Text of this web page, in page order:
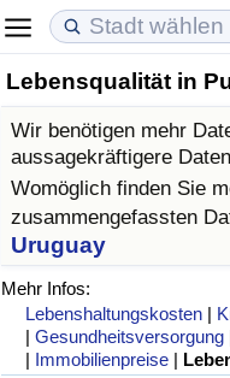
Lebensqualität in
Wir benötigen mehr
aussagekräftigere
Womöglich finden Sie
zusammengefassten
Uruguay
Mehr Infos:
Lebenshaltungskosten |
|Gesundheitsversorgung
| Immobilienpreise |
Lebenshaltungskosten
in Akaba
Immobilienpreise
Immobilienpreis-Index
Immobilienpreis-Index
Lebensqualität
Lebensqualität-Index
Lebensqualität-Index
Kriminalität